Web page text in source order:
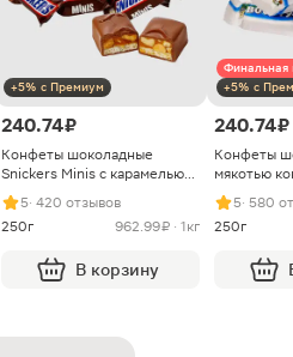
+5% с Премиум
240.74 ₽
Конфеты шоколадные
Snickers Minis с карамелью
арахисом и нугой
5· 420 отзывов
250г
962.99 ₽ · 1кг
В корзину
Финальная
+5% с
240.74 ₽
Конфеты
мякотью
5· 580
250г